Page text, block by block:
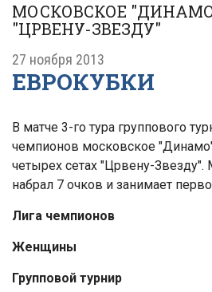
МОСКОВСКОЕ
"ЦРВЕНУ-ЗВЕЗДУ"
27 ноября 2013
ЕВРОКУБКИ
В матче 3-го тура группового
чемпионов московское
четырех сетах "Црвену-Звезду".
набрал 7 очков и занимает
Лига чемпионов
Женщины
Групповой турнир